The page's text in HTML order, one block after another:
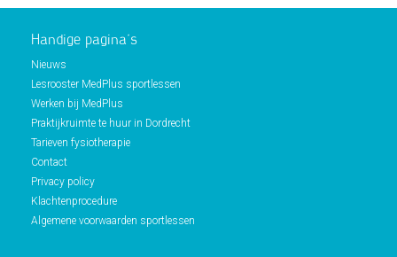
Handige pagina’s
Nieuws
Lesrooster MedPlus sportlessen
Werken bij MedPlus
Praktijkruimte te huur in Dordrecht
Tarieven fysiotherapie
Contact
Privacy policy
Klachtenprocedure
Algemene voorwaarden sportlessen